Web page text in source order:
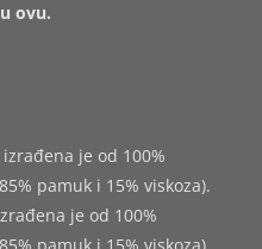
ovu.
je od 100%
pamuk i 15% viskoza).
je od 100%